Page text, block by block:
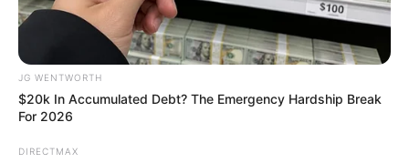
BRAINBERRIES
JG WENTWORTH
$20k In Accumulated Debt? The Emergency Hardship Break
For 2026
DIRECTMAX